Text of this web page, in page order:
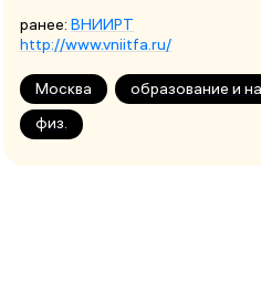
ранее: ВНИИРТ
http://www.vniitfa.ru/
Москва образование и
физ.